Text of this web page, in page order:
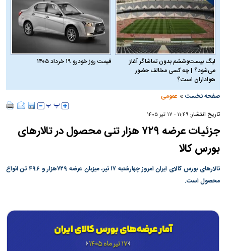
لیگ بیست‌وششم بدون تماشاگر آغاز
می‌شود؟ | چه کسی مخالف حضور
هواداران است؟
قیمت روز خودرو ۱۹ خرداد ۱۴۰۵
صفحه نخست » عمومی
تاریخ انتشار:۱۱:۴۹ - ۱۷ تير ۱۴۰۵
جزئیات عرضه ۷۲۹ هزار تنی محصول در تالار‌های
بورس کالا
تالار‌های بورس کالای ایران امروز چهارشنبه ۱۷ تیر، میزبان عرضه ۷۲۹هزار و ۴۹۶ تن انواع
محصول است.